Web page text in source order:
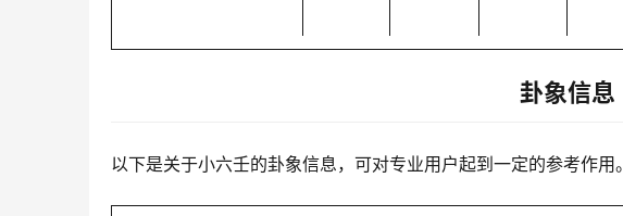
卦象信息
以下是关于小六壬的卦象信息，可对专业用户起到一定的参考作用。